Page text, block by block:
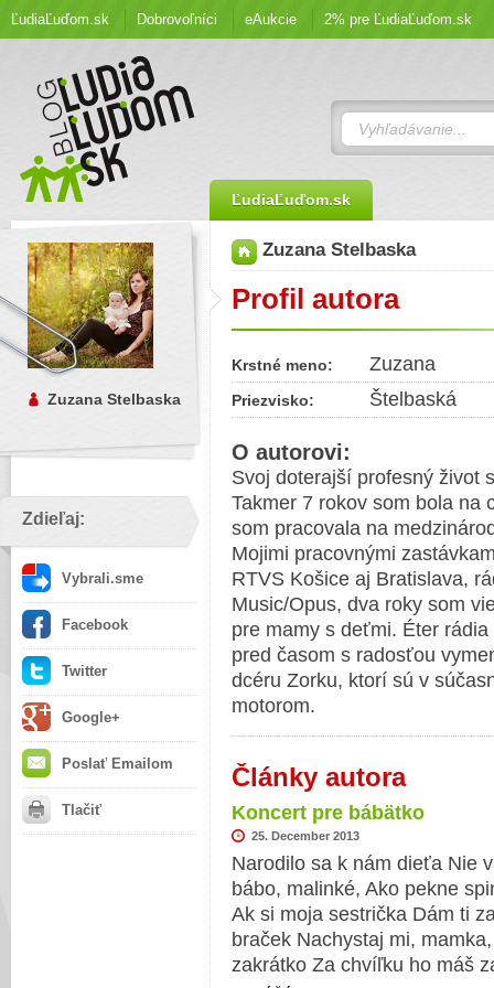
ĽudiaĽuďom.sk Dobrovoľníci eAukcie 2% pre ĽudiaĽuďom.sk
ĽudiaĽuďom.sk
Zuzana Stelbaska
Zdieľaj:
Vybrali.sme
Facebook
Twitter
Google+
Poslať Emailom
Tlačiť
Zuzana Stelbaska
Profil autora
Krstné meno: Zuzana
Priezvisko: Štelbaská
O autorovi:
Svoj doterajší profesný život
Takmer 7 rokov som bola na
som pracovala na
Mojimi pracovnými
RTVS Košice aj Bratislava,
Music/Opus, dva roky som
pre mamy s deťmi. Éter
pred časom s radosťou
dcéru Zorku, ktorí sú v
motorom.
Články autora
Koncert pre bábätko
25. December 2013
Narodilo sa k nám dieťa Nie
bábo, malinké, Ako pekne
Ak si moja sestrička Dám ti
braček Nachystaj mi,
zakrátko Za chvíľku ho máš